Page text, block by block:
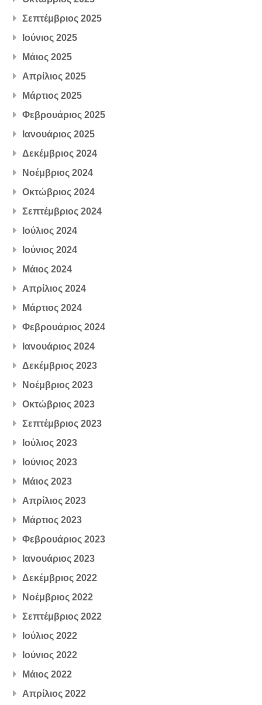
Σεπτέμβριος 2025
Ιούνιος 2025
Μάιος 2025
Απρίλιος 2025
Μάρτιος 2025
Φεβρουάριος 2025
Ιανουάριος 2025
Δεκέμβριος 2024
Νοέμβριος 2024
Οκτώβριος 2024
Σεπτέμβριος 2024
Ιούλιος 2024
Ιούνιος 2024
Μάιος 2024
Απρίλιος 2024
Μάρτιος 2024
Φεβρουάριος 2024
Ιανουάριος 2024
Δεκέμβριος 2023
Νοέμβριος 2023
Οκτώβριος 2023
Σεπτέμβριος 2023
Ιούλιος 2023
Ιούνιος 2023
Μάιος 2023
Απρίλιος 2023
Μάρτιος 2023
Φεβρουάριος 2023
Ιανουάριος 2023
Δεκέμβριος 2022
Νοέμβριος 2022
Σεπτέμβριος 2022
Ιούλιος 2022
Ιούνιος 2022
Μάιος 2022
Απρίλιος 2022